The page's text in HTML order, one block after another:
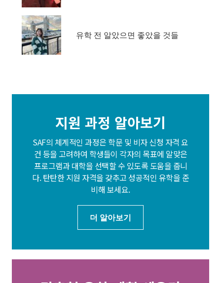
유학 전 알았으면 좋았을 것들
지원 과정 알아보기
SAF의 체계적인 과정은 학문 및 비자 신청 자격 요
건 등을 고려하여 학생들이 각자의 목표에 알맞은
프로그램과 대학을 선택할 수 있도록 도움을 줍니
다. 탄탄한 지원 자격을 갖추고 성공적인 유학을 준
비해 보세요.
더 알아보기